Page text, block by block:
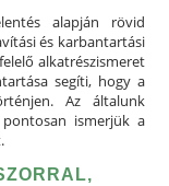
alapján rövid
és karbantartási
alkatrészismeret
segíti, hogy a
Az általunk
ismerjük a